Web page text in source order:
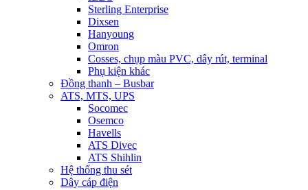
Sterling Enterprise
Dixsen
Hanyoung
Omron
Cosses, chụp màu PVC, dây rút, terminal
Phụ kiện khác
Đồng thanh – Busbar
ATS, MTS, UPS
Socomec
Osemco
Havells
ATS Divec
ATS Shihlin
Hệ thống thu sét
Dây cáp điện